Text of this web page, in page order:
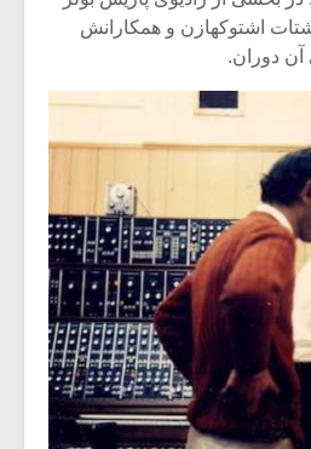
اشتوکهازن و همکارانش
دوران.
باش
موسیقی
موسیقی